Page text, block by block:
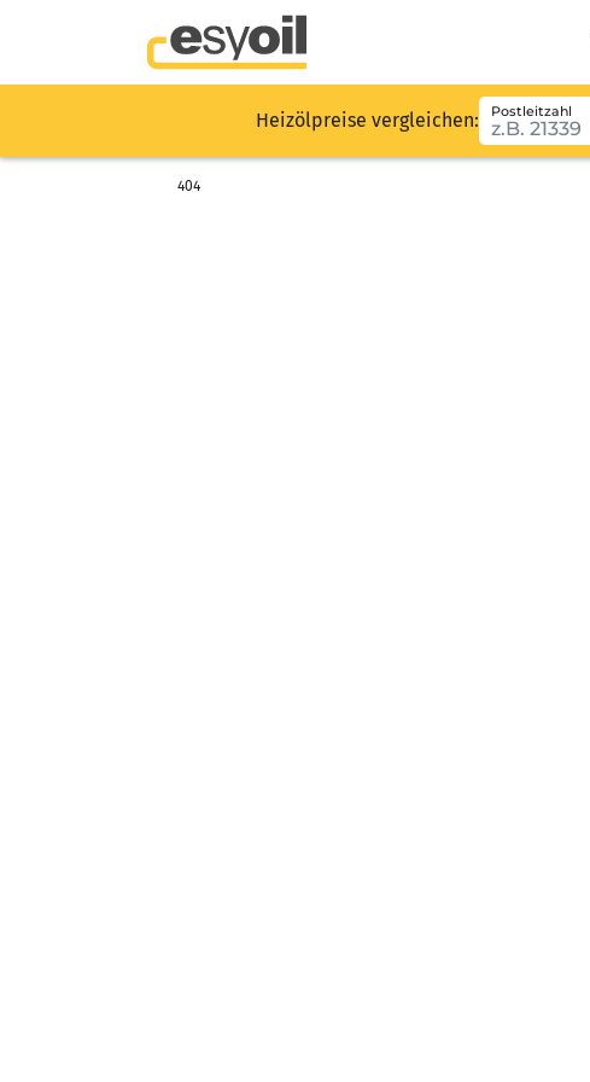
Heizölpreise vergleichen: Postleitzahl
404